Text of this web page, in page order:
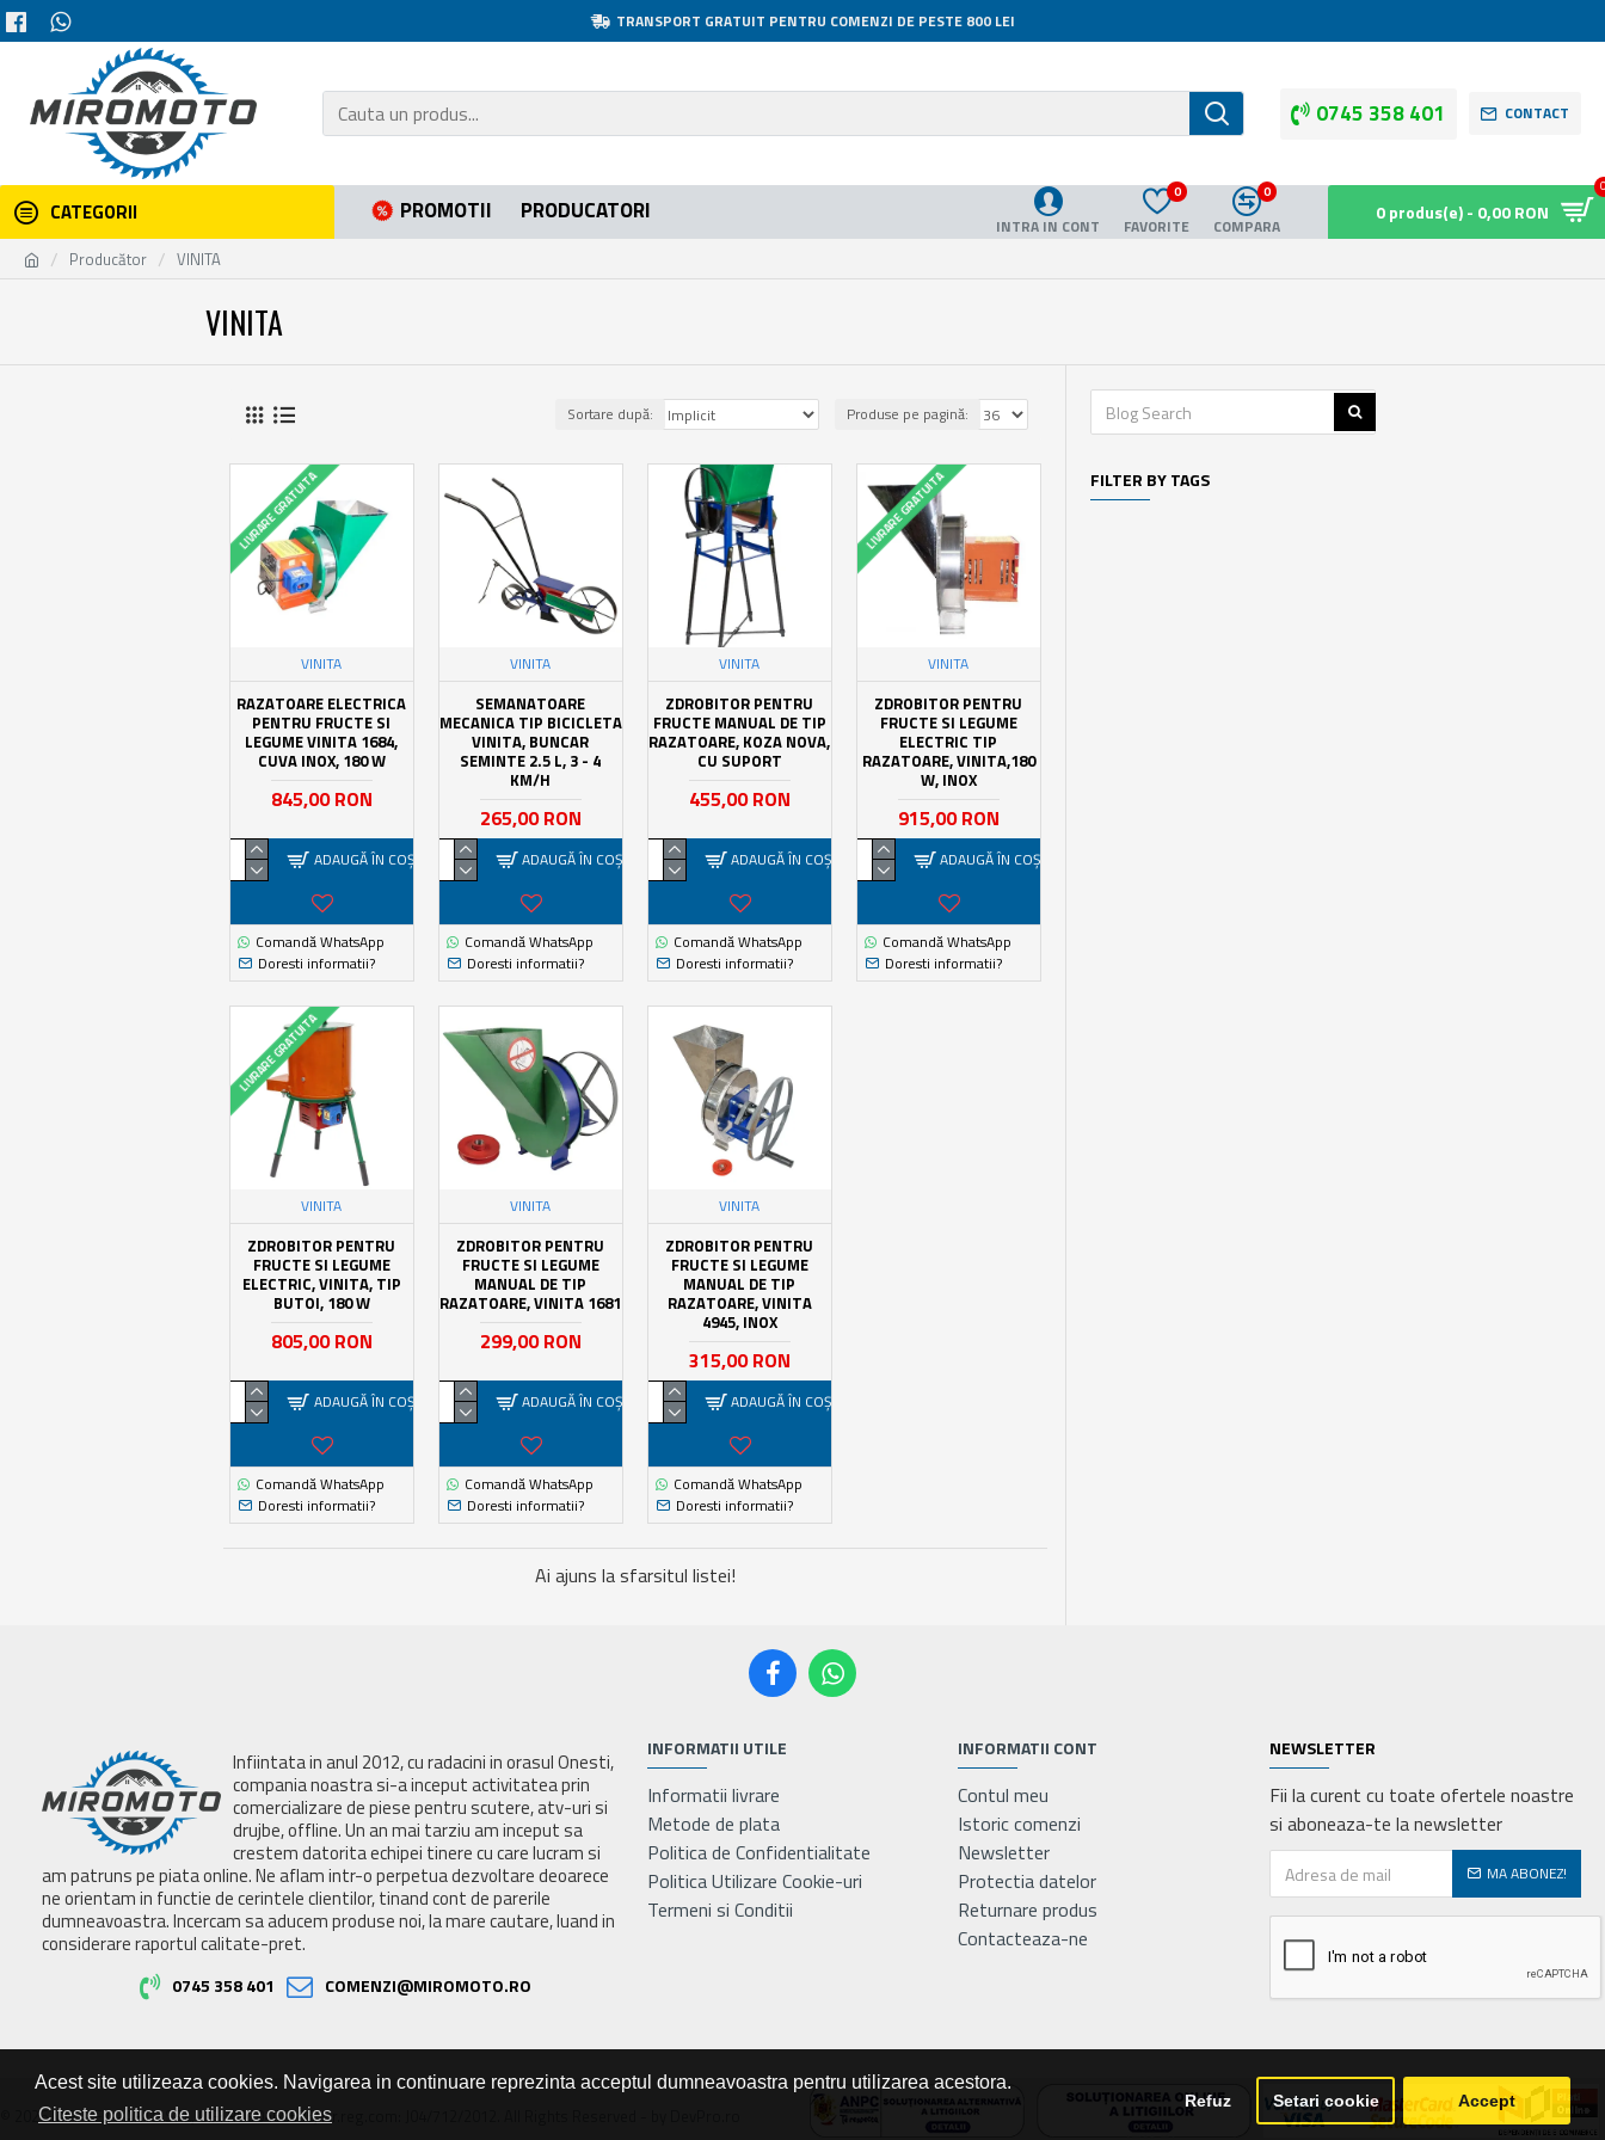
Acest site utilizeaza cookies. Navigarea in continuare reprezinta acceptul dumneavoastra pentru utilizarea acestora.
Citeste politica de utilizare cookies
Refuz Setari cookie Accept
TRANSPORT GRATUIT PENTRU COMENZI DE PESTE 800 LEI
0745 358 401 CONTACT
CATEGORII PROMOTII PRODUCATORI
INTRA IN CONT FAVORITE
0
COMPARA
0
0 produs(e) - 0,00 RON
Producător VINITA
VINITA
Sortare după: Produse pe pagină:
LIVRARE GRATUITA
VINITA
RAZATOARE ELECTRICA
PENTRU FRUCTE SI
LEGUME VINITA 1684,
CUVA INOX, 180 W
845,00 RON
ADAUGĂ ÎN COŞ
Comandă WhatsApp
Doresti informatii?
VINITA
SEMANATOARE
MECANICA TIP BICICLETA
VINITA, BUNCAR
SEMINTE 2.5 L, 3 - 4
KM/H
265,00 RON
ADAUGĂ ÎN COŞ
Comandă WhatsApp
Doresti informatii?
VINITA
ZDROBITOR PENTRU
FRUCTE MANUAL DE TIP
RAZATOARE, KOZA NOVA,
CU SUPORT
455,00 RON
ADAUGĂ ÎN COŞ
Comandă WhatsApp
Doresti informatii?
LIVRARE GRATUITA
VINITA
ZDROBITOR PENTRU
FRUCTE SI LEGUME
ELECTRIC TIP
RAZATOARE, VINITA,180
W, INOX
915,00 RON
ADAUGĂ ÎN COŞ
Comandă WhatsApp
Doresti informatii?
LIVRARE GRATUITA
VINITA
ZDROBITOR PENTRU
FRUCTE SI LEGUME
ELECTRIC, VINITA, TIP
BUTOI, 180 W
805,00 RON
ADAUGĂ ÎN COŞ
Comandă WhatsApp
Doresti informatii?
VINITA
ZDROBITOR PENTRU
FRUCTE SI LEGUME
MANUAL DE TIP
RAZATOARE, VINITA 1681
299,00 RON
ADAUGĂ ÎN COŞ
Comandă WhatsApp
Doresti informatii?
VINITA
ZDROBITOR PENTRU
FRUCTE SI LEGUME
MANUAL DE TIP
RAZATOARE, VINITA
4945, INOX
315,00 RON
ADAUGĂ ÎN COŞ
Comandă WhatsApp
Doresti informatii?
Ai ajuns la sfarsitul listei!
FILTER BY TAGS
Infiintata in anul 2012, cu radacini in orasul Onesti,
compania noastra si-a inceput activitatea prin
comercializare de piese pentru scutere, atv-uri si
drujbe, offline. Un an mai tarziu am inceput sa
crestem datorita echipei tinere cu care lucram si
am patruns pe piata online. Ne aflam intr-o perpetua dezvoltare deoarece
ne orientam in functie de cerintele clientilor, tinand cont de parerile
dumneavoastra. Incercam sa aducem produse noi, la mare cautare, luand in
considerare raportul calitate-pret.
0745 358 401 COMENZI@MIROMOTO.RO
INFORMATII UTILE
Informatii livrare
Metode de plata
Politica de Confidentialitate
Politica Utilizare Cookie-uri
Termeni si Conditii
INFORMATII CONT
Contul meu
Istoric comenzi
Newsletter
Protectia datelor
Returnare produs
Contacteaza-ne
NEWSLETTER
Fii la curent cu toate ofertele noastre
si aboneaza-te la newsletter
MA ABONEZ!
© 2026 MIRALEX PARTS SRL, CIF: RO30468586, Nr.reg.com: J04/712/2012. All Rights Reserved - by DevPro.ro